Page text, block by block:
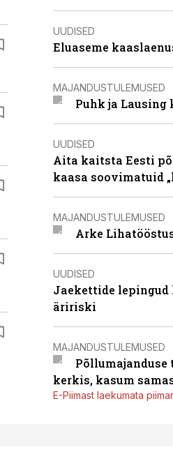
UUDISED
Eluaseme
MAJANDUSTULEMUSED
Puhk ja
UUDISED
Aita kaitsta Eesti
kaasa soovimatuid
MAJANDUSTULEMUSED
Arke
UUDISED
Jaekettide lepingud
äririski
MAJANDUSTULEMUSED
kerkis, kasum
E-Piimast laekumata